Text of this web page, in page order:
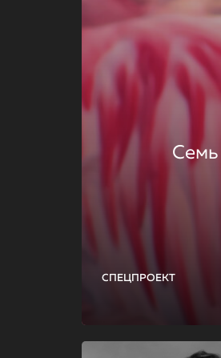
СПЕЦПРОЕКТ
Семь